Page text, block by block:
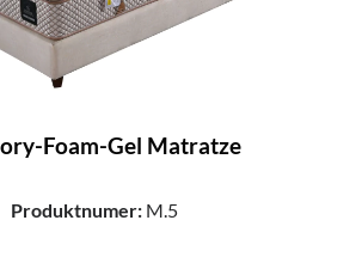
Foam-Gel Matratze
Produktnumer: M.5